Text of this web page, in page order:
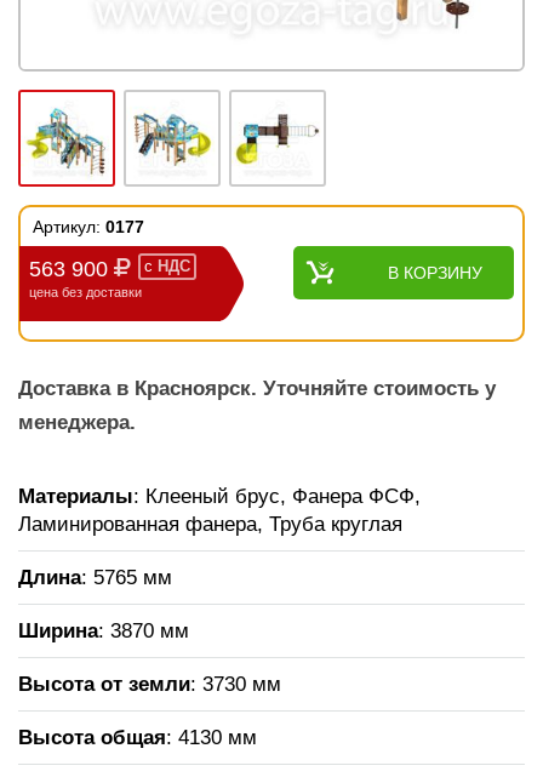
Артикул: 0177
563 900 с НДС
цена без доставки
В КОРЗИНУ
Доставка в Красноярск. Уточняйте стоимость у
менеджера.
Материалы: Клееный брус, Фанера ФСФ,
Ламинированная фанера, Труба круглая
Длина: 5765 мм
Ширина: 3870 мм
Высота от земли: 3730 мм
Высота общая: 4130 мм